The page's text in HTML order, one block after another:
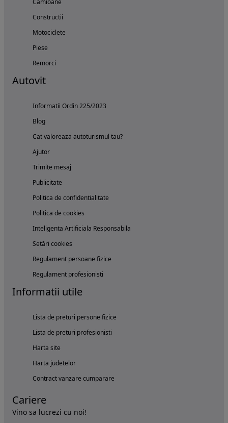
Constructii
Motociclete
Piese
Remorci
Autovit
Informatii Ordin 225/2023
Blog
Cat valoreaza autoturismul tau?
Ajutor
Trimite mesaj
Publicitate
Politica de confidentialitate
Politica de cookies
Inteligenta Artificiala Responsabila
Setări cookies
Regulament persoane fizice
Regulament profesionisti
Informatii utile
Lista de preturi persone fizice
Lista de preturi profesionisti
Harta site
Harta judetelor
Contract vanzare cumparare
Cariere
Vino sa lucrezi cu noi!